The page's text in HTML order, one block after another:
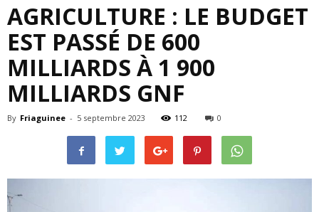
AGRICULTURE : LE BUDGET
EST PASSÉ DE 600
MILLIARDS À 1 900
MILLIARDS GNF
By Friaguinee - 5 septembre 2023 112 0